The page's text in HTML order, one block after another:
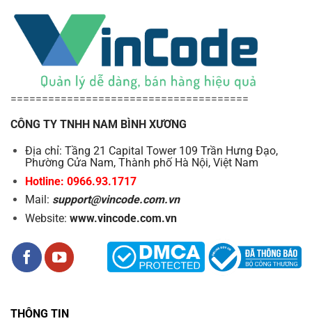
======================================
CÔNG TY TNHH NAM BÌNH XƯƠNG
Địa chỉ: Tầng 21 Capital Tower 109 Trần Hưng Đạo,
Phường Cửa Nam, Thành phố Hà Nội, Việt Nam
Hotline: 0966.93.1717
Mail: support@vincode.com.vn
Website: www.vincode.com.vn
THÔNG TIN